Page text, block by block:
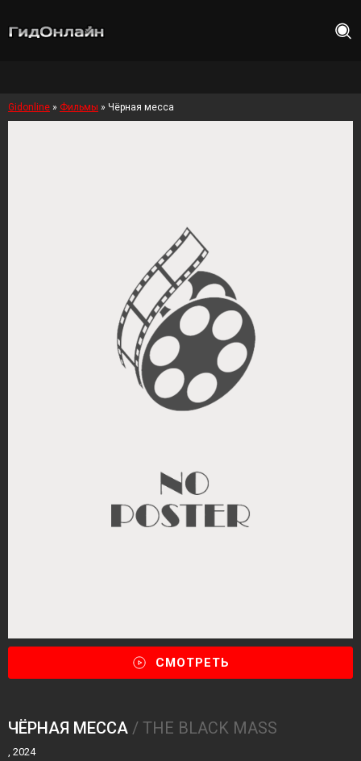
Gidonline » Фильмы » Чёрная месса
СМОТРЕТЬ
ЧЁРНАЯ МЕССА / THE BLACK MASS
, 2024